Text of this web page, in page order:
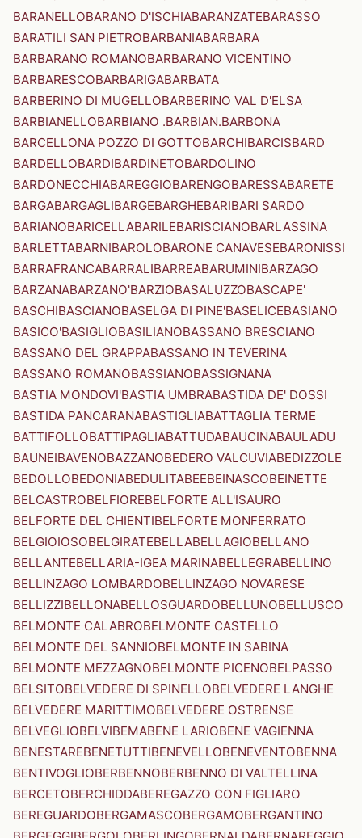
BARANELLOBARANO D'ISCHIABARANZATEBARASSO
BARATILI SAN PIETROBARBANIABARBARA
BARBARANO ROMANOBARBARANO VICENTINO
BARBARESCOBARBARIGABARBATA
BARBERINO DI MUGELLOBARBERINO VAL D'ELSA
BARBIANELLOBARBIANO .BARBIAN.BARBONA
BARCELLONA POZZO DI GOTTOBARCHIBARCISBARD
BARDELLOBARDIBARDINETOBARDOLINO
BARDONECCHIABAREGGIOBARENGOBARESSABARETE
BARGABARGAGLIBARGEBARGHEBARIBARI SARDO
BARIANOBARICELLABARILEBARISCIANOBARLASSINA
BARLETTABARNIBAROLOBARONE CANAVESEBARONISSI
BARRAFRANCABARRALIBARREABARUMINIBARZAGO
BARZANABARZANO'BARZIOBASALUZZOBASCAPE'
BASCHIBASCIANOBASELGA DI PINE'BASELICEBASIANO
BASICO'BASIGLIOBASILIANOBASSANO BRESCIANO
BASSANO DEL GRAPPABASSANO IN TEVERINA
BASSANO ROMANOBASSIANOBASSIGNANA
BASTIA MONDOVI'BASTIA UMBRABASTIDA DE' DOSSI
BASTIDA PANCARANABASTIGLIABATTAGLIA TERME
BATTIFOLLOBATTIPAGLIABATTUDABAUCINABAULADU
BAUNEIBAVENOBAZZANOBEDERO VALCUVIABEDIZZOLE
BEDOLLOBEDONIABEDULITABEEBEINASCOBEINETTE
BELCASTROBELFIOREBELFORTE ALL'ISAURO
BELFORTE DEL CHIENTIBELFORTE MONFERRATO
BELGIOIOSOBELGIRATEBELLABELLAGIOBELLANO
BELLANTEBELLARIA-IGEA MARINABELLEGRABELLINO
BELLINZAGO LOMBARDOBELLINZAGO NOVARESE
BELLIZZIBELLONABELLOSGUARDOBELLUNOBELLUSCO
BELMONTE CALABROBELMONTE CASTELLO
BELMONTE DEL SANNIOBELMONTE IN SABINA
BELMONTE MEZZAGNOBELMONTE PICENOBELPASSO
BELSITOBELVEDERE DI SPINELLOBELVEDERE LANGHE
BELVEDERE MARITTIMOBELVEDERE OSTRENSE
BELVEGLIOBELVIBEMABENE LARIOBENE VAGIENNA
BENESTAREBENETUTTIBENEVELLOBENEVENTOBENNA
BENTIVOGLIOBERBENNOBERBENNO DI VALTELLINA
BERCETOBERCHIDDABEREGAZZO CON FIGLIARO
BEREGUARDOBERGAMASCOBERGAMOBERGANTINO